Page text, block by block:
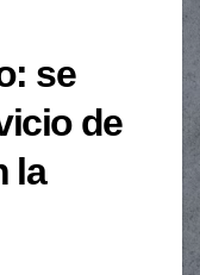
se
de
la